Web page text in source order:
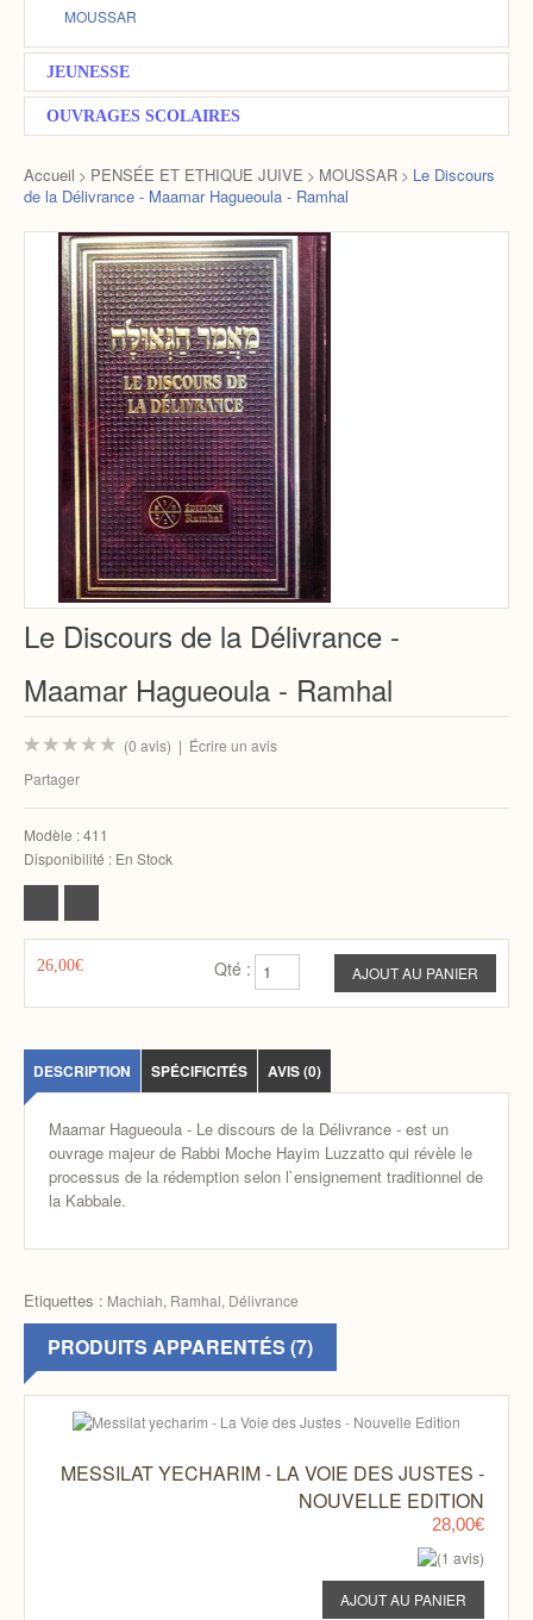
MOUSSAR
JEUNESSE
OUVRAGES SCOLAIRES
Accueil > PENSÉE ET ETHIQUE JUIVE > MOUSSAR > Le Discours
de la Délivrance - Maamar Hagueoula - Ramhal
Le Discours de la Délivrance -
Maamar Hagueoula - Ramhal
(0 avis) | Écrire un avis
Partager
Modèle :411
Disponibilité : En Stock
26,00€ Qté :
DESCRIPTION SPÉCIFICITÉS AVIS (0)
Maamar Hagueoula - Le discours de la Délivrance - est un
ouvrage majeur de Rabbi Moche Hayim Luzzatto qui révèle le
processus de la rédemption selon l`ensignement traditionnel de
la Kabbale.
Etiquettes : Machiah, Ramhal, Délivrance
PRODUITS APPARENTÉS (7)
MESSILAT YECHARIM - LA VOIE DES JUSTES -
NOUVELLE EDITION
28,00€